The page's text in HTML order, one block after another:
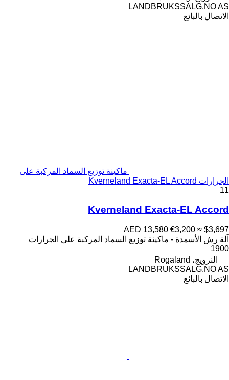
LANDBRUKSSALG.NO AS
الاتصال بالبائع
ماكينة توزيع السماد المركبة على
الجرارات Kverneland Exacta-EL Accord
11
Kverneland Exacta-EL Accord
AED 13,580 €3,200 ≈ $3,697
آلة رش الأسمدة - ماكينة توزيع السماد المركبة على الجرارات
1900
النرويج، Rogaland
LANDBRUKSSALG.NO AS
الاتصال بالبائع